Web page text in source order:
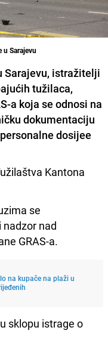
u Sarajevu
Sarajevu, istražitelji
tužilaca,
a koja se odnosi na
dokumentaciju
dosijee
Kantona
se
nad
GRAS-a.
na kupače na plaži u
sklopu istrage o